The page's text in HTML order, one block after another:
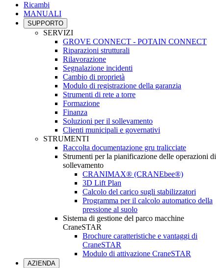
Ricambi
MANUALI
SUPPORTO
SERVIZI
GROVE CONNECT - POTAIN CONNECT
Riparazioni strutturali
Rilavorazione
Segnalazione incidenti
Cambio di proprietà
Modulo di registrazione della garanzia
Strumenti di rete a torre
Formazione
Finanza
Soluzioni per il sollevamento
Clienti municipali e governativi
STRUMENTI
Raccolta documentazione gru tralicciate
Strumenti per la pianificazione delle operazioni di
sollevamento
CRANIMAX® (CRANEbee®)
3D Lift Plan
Calcolo del carico sugli stabilizzatori
Programma per il calcolo automatico della
pressione al suolo
Sistema di gestione del parco macchine
CraneSTAR
Brochure caratteristiche e vantaggi di
CraneSTAR
Modulo di attivazione CraneSTAR
AZIENDA